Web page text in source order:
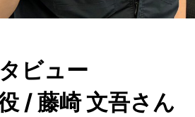
ビュー
/ 藤崎 文吾さん